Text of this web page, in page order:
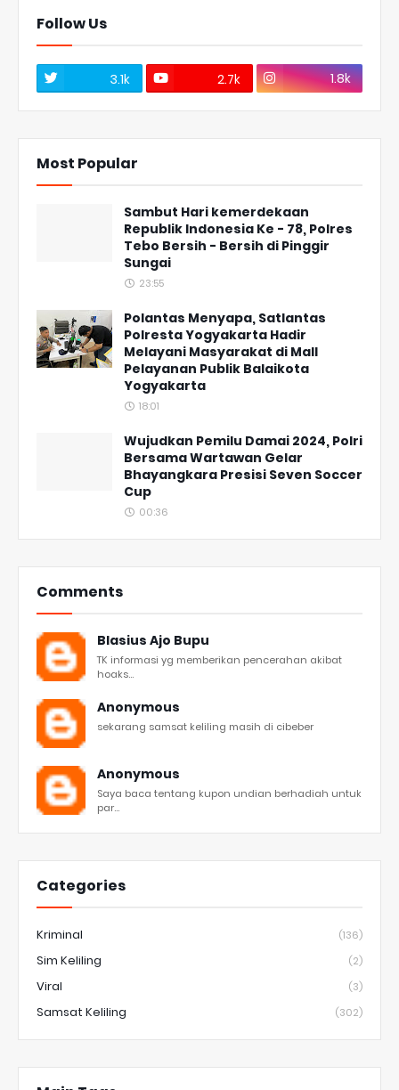
Follow Us
3.1k 2.7k 1.8k
Most Popular
Sambut Hari kemerdekaan
Republik Indonesia Ke - 78, Polres
Tebo Bersih - Bersih di Pinggir
Sungai
23:55
Polantas Menyapa, Satlantas
Polresta Yogyakarta Hadir
Melayani Masyarakat di Mall
Pelayanan Publik Balaikota
Yogyakarta
18:01
Wujudkan Pemilu Damai 2024, Polri
Bersama Wartawan Gelar
Bhayangkara Presisi Seven Soccer
Cup
00:36
Comments
Blasius Ajo Bupu
TK informasi yg memberikan pencerahan akibat
hoaks...
Anonymous
sekarang samsat keliling masih di cibeber
Anonymous
Saya baca tentang kupon undian berhadiah untuk
par...
Categories
Kriminal (136)
Sim Keliling (2)
Viral (3)
Samsat Keliling (302)